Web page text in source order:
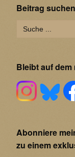
Beitrag
for:
Bleibt auf
Abonniere
zu einem